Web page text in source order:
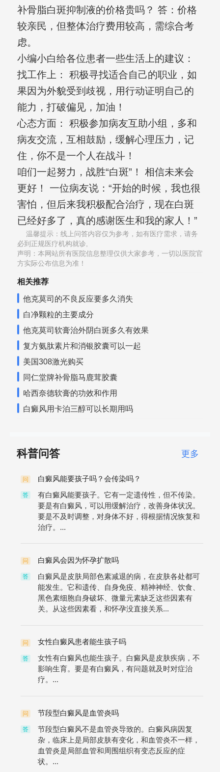
补骨脂白斑抑制液的价格贵吗？ 答：价格
较亲民，但整体治疗费用较高，需综合考
虑。
小编小白给各位患者一些生活上的建议：
找工作上： 积极寻找适合自己的职业，如
果因为外貌受到歧视，用行动证明自己的
能力，打破偏见，加油！
心态方面： 积极参加病友互助小组，多和
病友交流，互相鼓励，缓解心理压力，记
住，你不是一个人在战斗！
咱们一起努力，战胜“白斑”！ 相信未来会
更好！ 一位病友说：“开始的时候，我也很
害怕，但后来我积极配合治疗，现在白斑
已经好多了，真的感谢医生和我的家人！”
温馨提示：线上问答内容仅为参考，如有医疗需求，请务
必到正规医疗机构就诊,
声明：本网站所有医院信息整理仅供大家参考，一切以医院官
方实际公布信息为准！
相关推荐
他克莫司的不良反应要多久消失
白净颗粒的主要成分
他克莫司软膏治外阴白斑多久有效果
复方氨肽素片和消银胶囊可以一起
美国308激光购买
同仁堂牌补骨脂马鹿茸胶囊
哈西奈德软膏的功效和作用
白癜风用卡泊三醇可以长期用吗
科普问答 更多
问 白癜风能要孩子吗？会传染吗？
答
有白癜风能要孩子。它有一定遗传性，但不传染。
要是有白癜风，可以用缓解治疗，改善身体状况。
要是不及时调整，对身体不好，得根据情况恢复和
治疗。...
问 白癜风会因为怀孕扩散吗
答
白癜风是皮肤局部色素减退的病，在皮肤各处都可
能发生。它和遗传、自身免疫、精神神经、饮食、
黑色素细胞自身破坏、微量元素缺乏这些因素有
关。从这些因素看，和怀孕没直接关系...
问 女性白癜风患者能生孩子吗
答
女性有白癜风也能生孩子。白癜风是皮肤疾病，不
影响生育。要是有白癜风，有问题就及时对症治
疗。...
问 节段型白癜风是血管炎吗
答
节段型白癜风不是血管炎导致的。白癜风病因复
杂，临床上是局部皮肤有变化，和血管炎不一样，
血管炎是局部血管和周围组织有变态反应的症
状。...